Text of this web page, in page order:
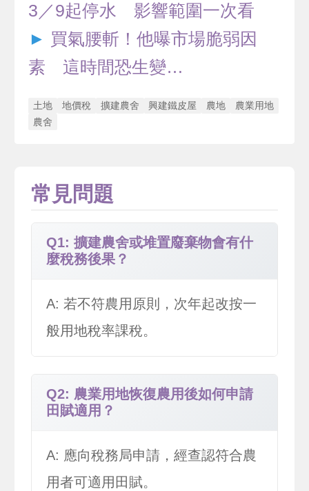
3／9起停水 影響範圍一次看
► 買氣腰斬！他曝市場脆弱因
素 這時間恐生變…
土地 地價稅 擴建農舍 興建鐵皮屋 農地
農業用地
農舍
常見問題
Q1: 擴建農舍或堆置廢棄物會有什
麼稅務後果？
A: 若不符農用原則，次年起改按一
般用地稅率課稅。
Q2: 農業用地恢復農用後如何申請
田賦適用？
A: 應向稅務局申請，經查認符合農
用者可適用田賦。